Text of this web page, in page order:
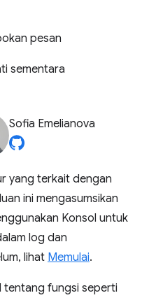
pesan
sementara
Sofia Emelianova
yang terkait dengan
ini mengasumsikan
Konsol untuk
log dan
lihat Memulai.
tentang fungsi seperti